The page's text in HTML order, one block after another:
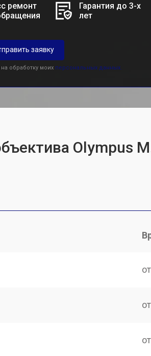
ремонт
Гарантия до 3-х
лет
заявку
обработку моих персональных данных.
Olympus